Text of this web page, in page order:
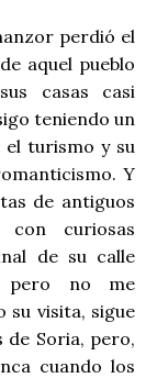
perdió el
aquel pueblo
casas casi
teniendo un
turismo y su
Y
de antiguos
con curiosas
de su calle
pero no me
su visita, sigue
de Soria, pero,
cuando los